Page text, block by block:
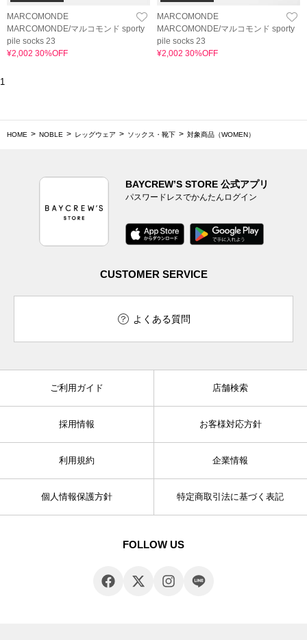
MARCOMONDE
MARCOMONDE/マルコモンド sporty
pile socks 23
¥2,002 30%OFF
MARCOMONDE
MARCOMONDE/マルコモンド sporty
pile socks 23
¥2,002 30%OFF
1
HOME NOBLE レッグウェア ソックス・靴下 対象商品（WOMEN）
BAYCREW’S STORE 公式アプリ
パスワードレスでかんたんログイン
CUSTOMER SERVICE
よくある質問
ご利用ガイド 店舗検索
採用情報 お客様対応方針
利用規約 企業情報
個人情報保護方針 特定商取引法に基づく表記
FOLLOW US